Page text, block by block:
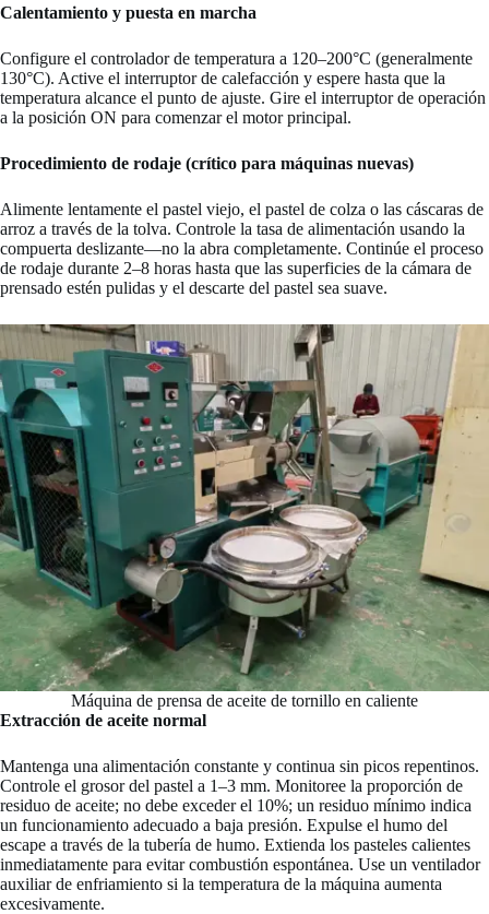
Calentamiento y puesta en marcha
Configure el controlador de temperatura a 120–200°C (generalmente
130°C). Active el interruptor de calefacción y espere hasta que la
temperatura alcance el punto de ajuste. Gire el interruptor de operación
a la posición ON para comenzar el motor principal.
Procedimiento de rodaje (crítico para máquinas nuevas)
Alimente lentamente el pastel viejo, el pastel de colza o las cáscaras de
arroz a través de la tolva. Controle la tasa de alimentación usando la
compuerta deslizante—no la abra completamente. Continúe el proceso
de rodaje durante 2–8 horas hasta que las superficies de la cámara de
prensado estén pulidas y el descarte del pastel sea suave.
Máquina de prensa de aceite de tornillo en caliente
Extracción de aceite normal
Mantenga una alimentación constante y continua sin picos repentinos.
Controle el grosor del pastel a 1–3 mm. Monitoree la proporción de
residuo de aceite; no debe exceder el 10%; un residuo mínimo indica
un funcionamiento adecuado a baja presión. Expulse el humo del
escape a través de la tubería de humo. Extienda los pasteles calientes
inmediatamente para evitar combustión espontánea. Use un ventilador
auxiliar de enfriamiento si la temperatura de la máquina aumenta
excesivamente.